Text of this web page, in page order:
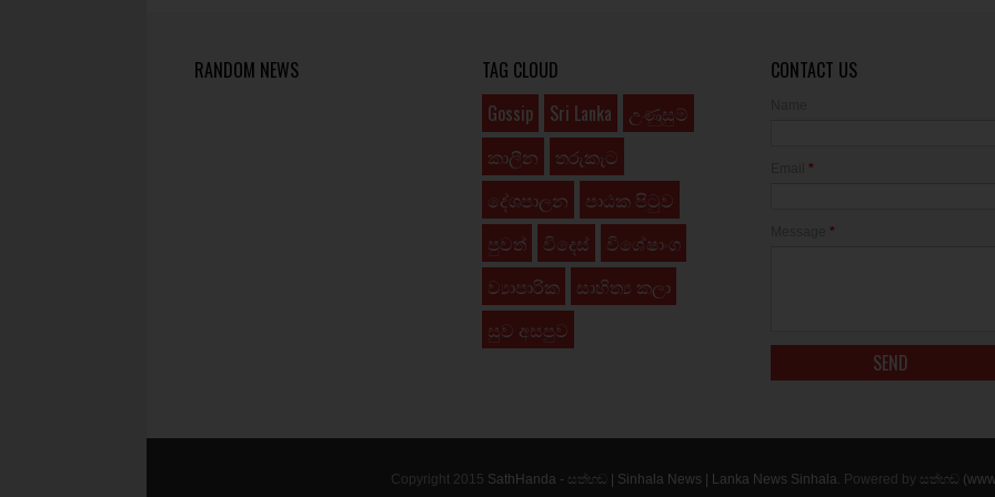
RANDOM NEWS
TAG CLOUD
Gossip
Sri Lanka
උණුසුම්
කාලීන
තරුකැට
දේශපාලන
පාඨක පිටුව
පුවත්
විදෙස්
විශේෂාංග
ව්‍යාපාරික
සාහිත්‍ය කලා
සුව අසපුව
CONTACT US
*
*
Copyright 2015 SathHanda - සත්හඬ | Sinhala News | Lanka News Sinhala. Powered by සත්හඬ